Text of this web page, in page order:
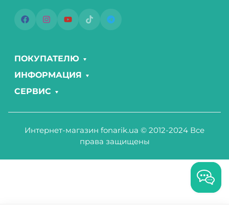
ПОКУПАТЕЛЮ
ИНФОРМАЦИЯ
СЕРВИС
Интернет-магазин fonarik.ua © 2012-2024 Все
права защищены